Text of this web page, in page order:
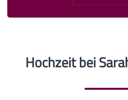
Hochzeit bei